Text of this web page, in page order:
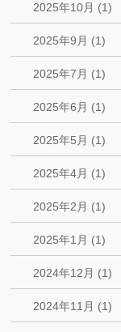
2025年10月 (1)
2025年9月 (1)
2025年7月 (1)
2025年6月 (1)
2025年5月 (1)
2025年4月 (1)
2025年2月 (1)
2025年1月 (1)
2024年12月 (1)
2024年11月 (1)